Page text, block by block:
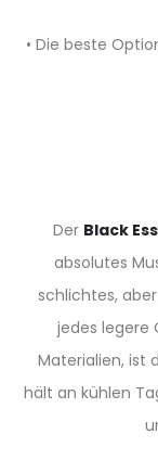
• Die beste
Der Black
absolutes
schlichtes,
jedes legere
Materialien, ist
hält an kühlen